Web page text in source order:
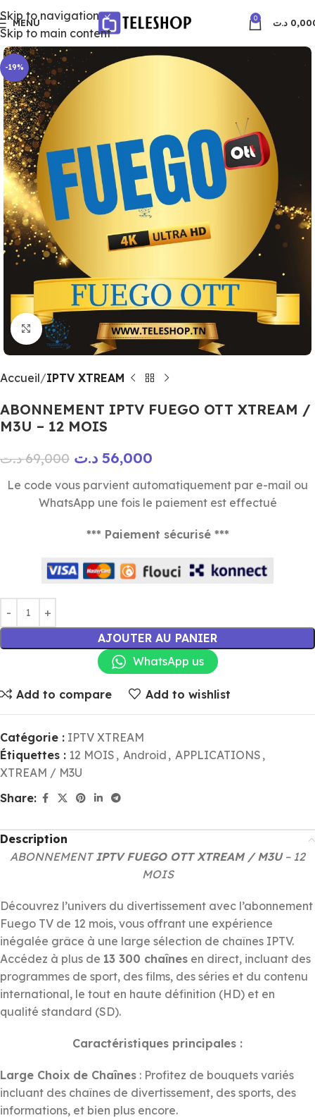
Skip to navigation
Skip to main content
MENU 0 د.ت
-19%
Click to enlarge
Accueil IPTV XTREAM
ABONNEMENT IPTV FUEGO OTT XTREAM /
M3U – 12 MOIS
69,000 د.ت 56,000 د.ت
Le code vous parvient automatiquement par e-mail ou
WhatsApp une fois le paiement est effectué
*** Paiement sécurisé ***
AJOUTER AU PANIER
WhatsApp us
Add to compare Add to wishlist
Catégorie : IPTV XTREAM
Étiquettes : 12 MOIS , Android , APPLICATIONS ,
XTREAM / M3U
Share:
Description
ABONNEMENTIPTV FUEGO OTT XTREAM / M3U– 12
MOIS
Découvrez l’univers du divertissement avec l’abonnement
Fuego TV de 12 mois, vous offrant une expérience
inégalée grâce à une large sélection de chaînes IPTV.
Accédez à plus de 13 300 chaînes en direct, incluant des
programmes de sport, des films, des séries et du contenu
international, le tout en haute définition (HD) et en
qualité standard (SD).
Caractéristiques principales :
Large Choix de Chaînes : Profitez de bouquets variés
incluant des chaînes de divertissement, des sports, des
informations, et bien plus encore.